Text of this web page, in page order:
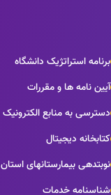
برنامه استراتژیک دانشگاه
آیین نامه ها و مقررات
دسترسی به منابع الکترونیک
کتابخانه دیجیتال
نوبتدهی بیمارستانهای استان
شناسنامه خدمات